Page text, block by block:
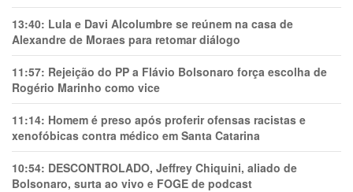
13:40: Lula e Davi Alcolumbre se reúnem na casa de
Alexandre de Moraes para retomar diálogo
11:57: Rejeição do PP a Flávio Bolsonaro força escolha de
Rogério Marinho como vice
11:14: Homem é preso após proferir ofensas racistas e
xenofóbicas contra médico em Santa Catarina
10:54: DESCONTROLADO, Jeffrey Chiquini, aliado de
Bolsonaro, surta ao vivo e FOGE de podcast